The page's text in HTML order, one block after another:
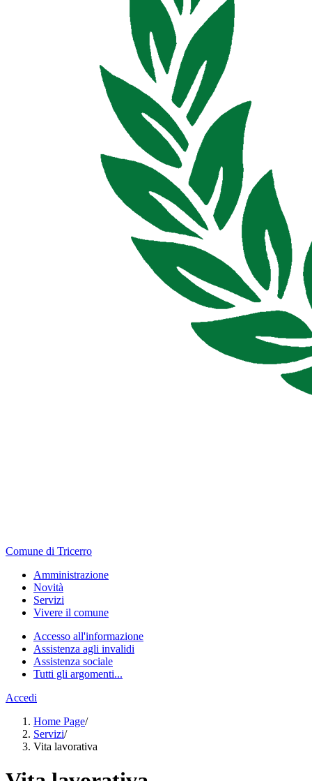
Comune di Tricerro
Amministrazione
Novità
Servizi
Vivere il comune
Accesso all'informazione
Assistenza agli invalidi
Assistenza sociale
Tutti gli argomenti...
Accedi
Home Page/
Servizi/
Vita lavorativa